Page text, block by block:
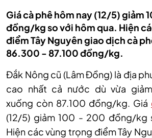
Giá cà phê hôm nay (12/5) giảm
đồng/kg so với hôm qua. Hiện
điểm Tây Nguyên giao dịch cà
86.300 - 87.100 đồng/kg.
Đắk Nông cũ (Lâm Đồng) là địa
cao nhất cả nước dù vừa
xuống còn 87.100 đồng/kg. Giá
(12/5) giảm 100 - 200 đồng/kg
Hiện các vùng trọng điểm Tây